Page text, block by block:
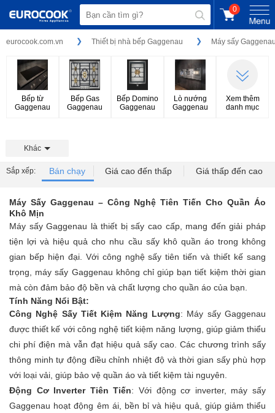
0
eurocook.com.vn Thiết bị nhà bếp Gaggenau Máy sấy
Bếp từ
Gaggenau
Bếp Gas
Gaggenau
Bếp Domino
Gaggenau
Lò nướng
Gaggenau
Xem thêm
danh mục
Khác
Sắp xếp: Bán chạy Giá cao đến thấp Giá thấp đến cao
Máy Sấy Gaggenau – Công Nghệ Tiên Tiến Cho Quần Áo
Khô Mịn
Máy sấy Gaggenau là thiết bị sấy cao cấp, mang đến giải pháp
tiện lợi và hiệu quả cho nhu cầu sấy khô quần áo trong không
gian bếp hiện đại. Với công nghệ sấy tiên tiến và thiết kế sang
trọng, máy sấy Gaggenau không chỉ giúp bạn tiết kiệm thời gian
mà còn đảm bảo độ bền và chất lượng cho quần áo của bạn.
Tính Năng Nổi Bật:
Công Nghệ Sấy Tiết Kiệm Năng Lượng: Máy sấy Gaggenau
được thiết kế với công nghệ tiết kiệm năng lượng, giúp giảm thiểu
chi phí điện mà vẫn đạt hiệu quả sấy cao. Các chương trình sấy
thông minh tự động điều chỉnh nhiệt độ và thời gian sấy phù hợp
với loại vải, giúp bảo vệ quần áo và tiết kiệm tài nguyên.
Động Cơ Inverter Tiên Tiến: Với động cơ inverter, máy sấy
Gaggenau hoạt động êm ái, bền bỉ và hiệu quả, giúp giảm thiểu